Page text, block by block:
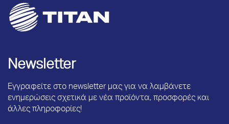
Newsletter
Εγγραφείτε στο newsletter μας για να λαμβάνετε
ενημερώσεις σχετικά με νέα προϊόντα, προσφορές και
άλλες πληροφορίες!